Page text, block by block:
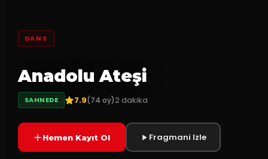
DANS
Anadolu Ateşi
SAHNEDE 7.9(74 oy)2dakika
Hemen Kayıt Ol Fragmani Izle